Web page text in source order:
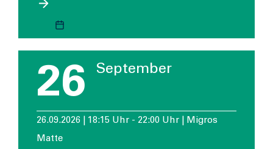
26 September
26.09.2026 | 18:15 Uhr - 22:00 Uhr | Migros
Matte